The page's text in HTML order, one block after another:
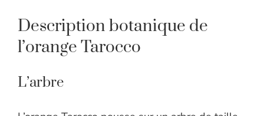
Description botanique de
l’orange Tarocco
L’arbre